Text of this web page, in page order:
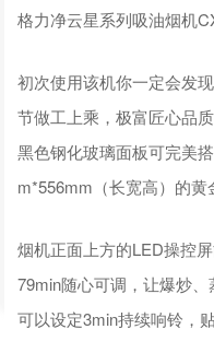
格力净云星系列吸油烟机
初次使用该机你一定会发
节做工上乘，极富匠心品
黑色钢化玻璃面板可完美
m*556mm（长宽高）的黄
烟机正面上方的LED操控
79min随心可调，让爆炒
可以设定3min持续响铃，